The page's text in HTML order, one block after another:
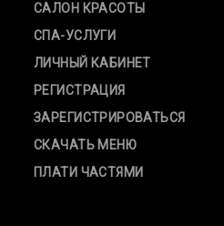
САЛОН КРАСОТЫ
СПА-УСЛУГИ
ЛИЧНЫЙ КАБИНЕТ
РЕГИСТРАЦИЯ
ЗАРЕГИСТРИРОВАТЬСЯ
СКАЧАТЬ МЕНЮ
ПЛАТИ ЧАСТЯМИ